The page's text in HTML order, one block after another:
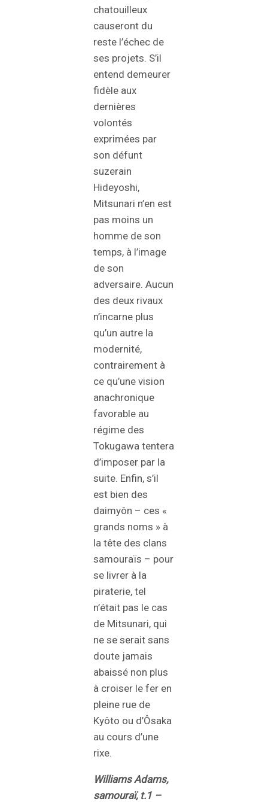
chatouilleux
causeront du
reste l’échec de
ses projets. S’il
entend demeurer
fidèle aux
dernières
volontés
exprimées par
son défunt
suzerain
Hideyoshi,
Mitsunari n’en est
pas moins un
homme de son
temps, à l’image
de son
adversaire. Aucun
des deux rivaux
n’incarne plus
qu’un autre la
modernité,
contrairement à
ce qu’une vision
anachronique
favorable au
régime des
Tokugawa tentera
d’imposer par la
suite. Enfin, s’il
est bien des
daimyôn – ces «
grands noms » à
la tête des clans
samouraïs – pour
se livrer à la
piraterie, tel
n’était pas le cas
de Mitsunari, qui
ne se serait sans
doute jamais
abaissé non plus
à croiser le fer en
pleine rue de
Kyôto ou d’Ôsaka
au cours d’une
rixe.
Williams Adams,
samouraï, t.1 –